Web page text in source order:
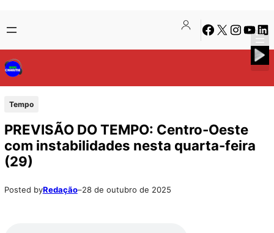
para
o
conteúdo
to
content
Facebook
X Instagram
Tempo
PREVISÃO DO TEMPO: Centro-Oeste
com instabilidades nesta quarta-feira
(29)
Posted byRedação–28 de outubro de 2025